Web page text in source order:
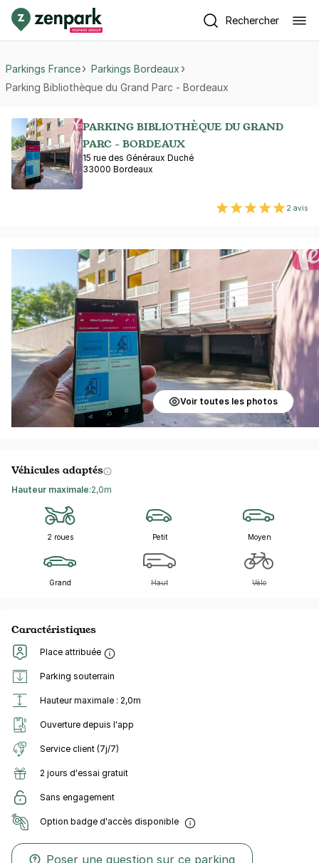
Rechercher
Parkings France
Parkings Bordeaux
Parking Bibliothèque du Grand Parc - Bordeaux
PARKING BIBLIOTHÈQUE DU GRAND
PARC - BORDEAUX
15 rue des Généraux Duché
33000 Bordeaux
2 avis
Voir toutes les photos
Véhicules adaptés
Hauteur maximale:2,0m
2 roues Petit Moyen
Grand Haut Vélo
Caractéristiques
Place attribuée
Parking souterrain
Hauteur maximale : 2,0m
Ouverture depuis l'app
Service client (7j/7)
2 jours d'essai gratuit
Sans engagement
Option badge d'accès disponible
Poser une question sur ce parking